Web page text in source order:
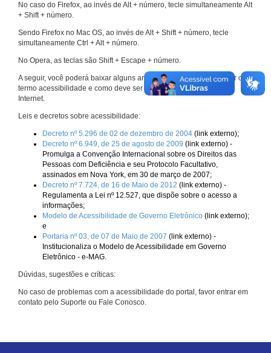
No caso do Firefox, ao invés de Alt + número, tecle simultaneamente Alt
+ Shift + número.
Sendo Firefox no Mac OS, ao invés de Alt + Shift + número, tecle
simultaneamente Ctrl + Alt + número.
No Opera, as teclas são Shift + Escape + número.
A seguir, você poderá baixar alguns arquivos que explicam melhor o
termo acessibilidade e como deve ser implementado nos sites da
Internet.
Leis e decretos sobre acessibilidade:
Decreto nº 5.296 de 02 de dezembro de 2004 (link externo);
Decreto nº 6.949, de 25 de agosto de 2009 (link externo) -
Promulga a Convenção Internacional sobre os Direitos das
Pessoas com Deficiência e seu Protocolo Facultativo,
assinados em Nova York, em 30 de março de 2007;
Decreto nº 7.724, de 16 de Maio de 2012 (link externo) -
Regulamenta a Lei nº 12.527, que dispõe sobre o acesso a
informações;
Modelo de Acessibilidade de Governo Eletrônico (link externo);
e
Portaria nº 03, de 07 de Maio de 2007 (link externo) -
Institucionaliza o Modelo de Acessibilidade em Governo
Eletrônico - e-MAG.
Dúvidas, sugestões e críticas:
No caso de problemas com a acessibilidade do portal, favor entrar em
contato pelo Suporte ou Fale Conosco.